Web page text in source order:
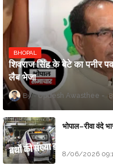
BHOPAL
शिवराज सिंह के बेटे का पनीर
लैब भेजा
Updesh Awasthee
भोपाल–रीवा वंदे
8/06/2026